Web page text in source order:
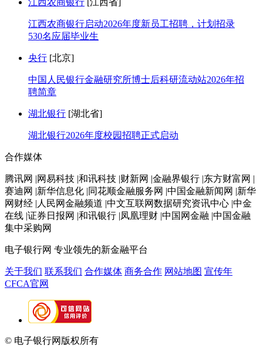
江西农商银行启动2026年度新员工招聘，计划招录
530名应届毕业生
央行 [北京]
中国人民银行金融研究所博士后科研流动站2026年招
聘简章
湖北银行 [湖北省]
湖北银行2026年度校园招聘正式启动
合作媒体
腾讯网 |网易科技 |和讯科技 |财新网 |金融界银行 |东方财富网 |
赛迪网 |新华信息化 |同花顺金融服务网 |中国金融新闻网 |新华
网财经 |人民网金融频道 |中文互联网数据研究资讯中心 |中金
在线 |证券日报网 |和讯银行 |凤凰理财 |中国网金融 |中国金融
集中采购网
电子银行网 专业领先的新金融平台
关于我们 联系我们 合作媒体 商务合作 网站地图 宣传年
CFCA官网
© 电子银行网版权所有